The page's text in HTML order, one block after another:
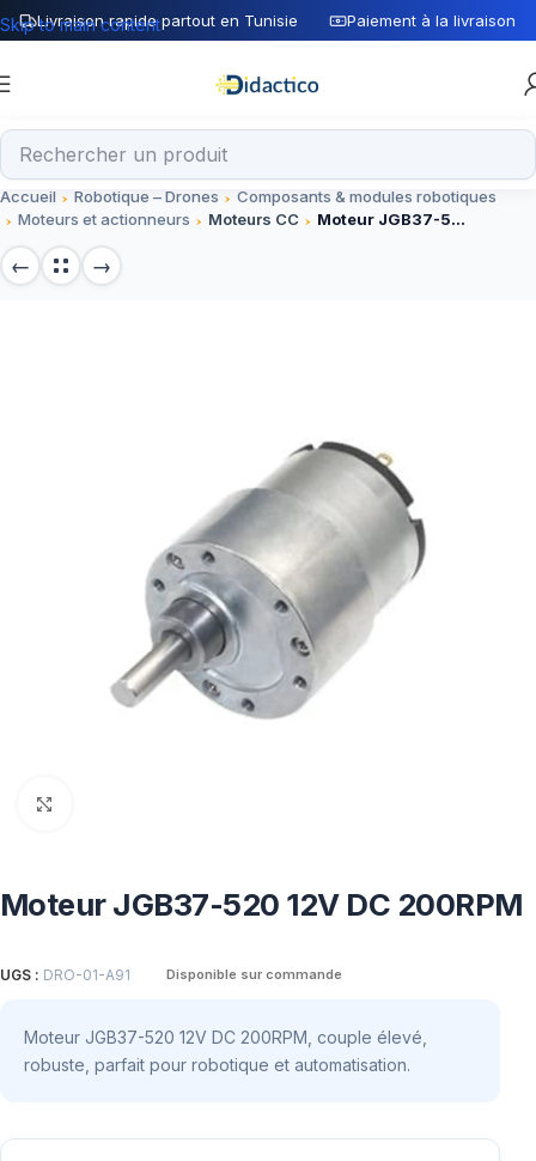
Livraison rapide partout en Tunisie Paiement à la livraison
Skip to main content
Accueil Robotique – Drones
Composants & modules robotiques
Moteurs et actionneurs
Moteurs CC Moteur JGB37-520 12V DC 200RPM
Moteur JGB37-520 12V DC 200RPM
UGS : DRO-01-A91 Disponible sur commande
Moteur JGB37-520 12V DC 200RPM, couple élevé,
robuste, parfait pour robotique et automatisation.